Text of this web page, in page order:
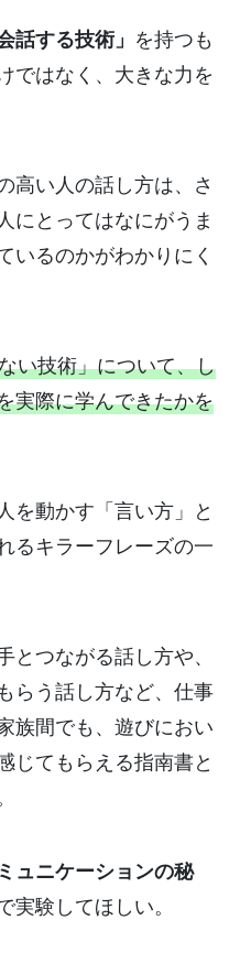
話する技術」 を持つも
ではなく、大きな力を
高い人の話し方は、さ
にとってはなにがうま
いるのかがわかりにく
い技術」について、し
実際に学んできたかを
を動かす「言い方」と
るキラーフレーズの一
とつながる話し方や、
らう話し方など、仕事
族間でも、遊びにおい
じてもらえる指南書と
ミュニケーションの秘
実験してほしい。